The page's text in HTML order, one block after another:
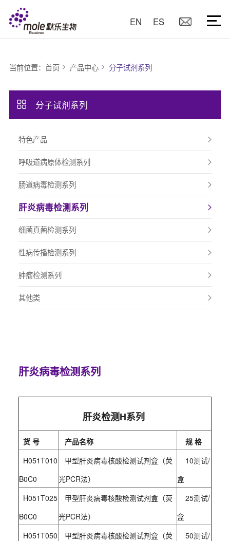
EN ES
当前位置： 首页 产品中心 分子试剂系列
分子试剂系列
特色产品
呼吸道病原体检测系列
肠道病毒检测系列
肝炎病毒检测系列
细菌真菌检测系列
性病传播检测系列
肿瘤检测系列
其他类
肝炎病毒检测系列
肝炎检测H系列
货 号 产品名称
规 格
H051T010
B0C0
甲型肝炎病毒核酸检测试剂盒（荧
光PCR法）
10测试/
盒
H051T025
B0C0
甲型肝炎病毒核酸检测试剂盒（荧
光PCR法）
25测试/
盒
H051T050
甲型肝炎病毒核酸检测试剂盒（荧
50测试/